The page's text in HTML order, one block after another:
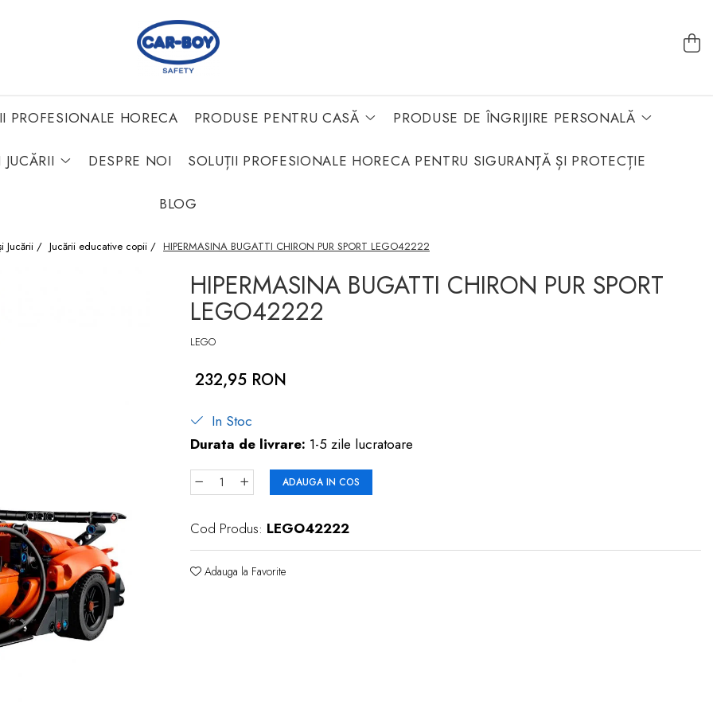
PROFESIONALE HORECA PRODUSE PENTRU CASĂ PRODUSE DE ÎNGRIJIRE PERSONALĂ
JUCĂRII DESPRE NOI SOLUȚII PROFESIONALE HORECA PENTRU SIGURANȚĂ ȘI PROTECȚIE
BLOG
Jucării / Jucării educative copii / HIPERMASINA BUGATTI CHIRON PUR SPORT LEGO42222
HIPERMASINA BUGATTI CHIRON PUR SPORT
LEGO42222
LEGO
232,95 RON
In Stoc
Durata de livrare: 1-5 zile lucratoare
ADAUGA IN COS
Cod Produs: LEGO42222
Adauga la Favorite